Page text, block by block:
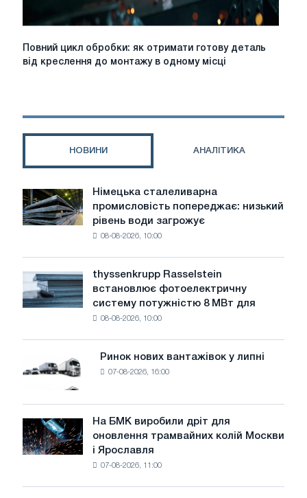
Повний
цикл
готову
до
в
одному
Повний цикл обробки: як отримати готову деталь
від креслення до монтажу в одному місці
НОВИНИ АНАЛІТИКА
Німецька
сталеливарна
промисловість
води
загрожує
безпеці
Німецька сталеливарна
промисловість попереджає: низький
рівень води загрожує
08-08-2026, 10:00
thyssenkrupp
Rasselstein
встановлює
фотоелектричну
досягнення
цілей
декарбонізації
thyssenkrupp Rasselstein
встановлює фотоелектричну
систему потужністю 8 МВт для
08-08-2026, 10:00
Ринок
нових
вантажівок
у
липні
Ринок нових вантажівок у липні
07-08-2026, 16:00
На
БМК
виробили
На БМК виробили дріт для
оновлення трамвайних колій Москви
і Ярославля
07-08-2026, 11:00